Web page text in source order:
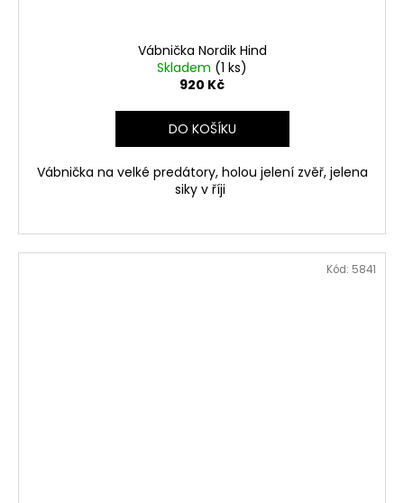
Vábnička Nordik Hind
Skladem (1 ks)
920 Kč
DO KOŠÍKU
Vábnička na velké predátory, holou jelení zvěř, jelena
siky v říji
Kód: 5841